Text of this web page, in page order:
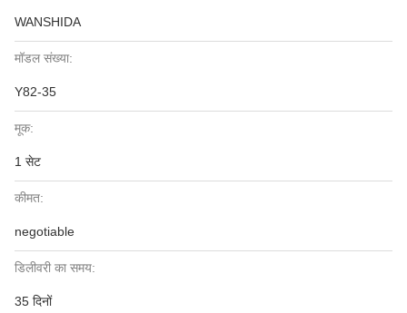
WANSHIDA
मॉडल संख्या:
Y82-35
मूक:
1 सेट
कीमत:
negotiable
डिलीवरी का समय:
35 दिनों